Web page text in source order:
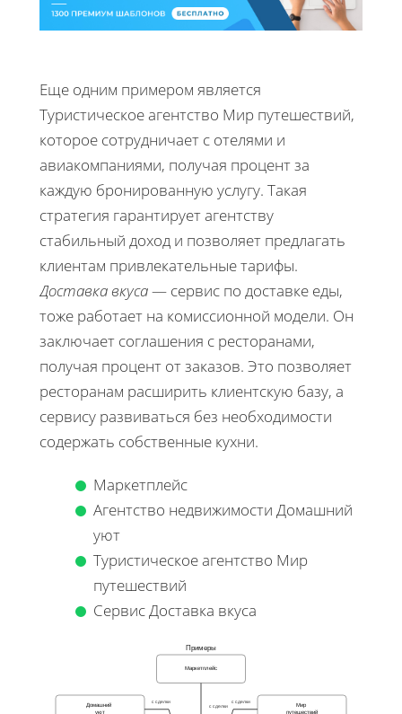
Еще одним примером является
Туристическое агентство Мир путешествий,
которое сотрудничает с отелями и
авиакомпаниями, получая процент за
каждую бронированную услугу. Такая
стратегия гарантирует агентству
стабильный доход и позволяет предлагать
клиентам привлекательные тарифы.
Доставка вкуса— сервис по доставке еды,
тоже работает на комиссионной модели. Он
заключает соглашения с ресторанами,
получая процент от заказов. Это позволяет
ресторанам расширить клиентскую базу, а
сервису развиваться без необходимости
содержать собственные кухни.
Маркетплейс
Агентство недвижимости Домашний
уют
Туристическое агентство Мир
путешествий
Сервис Доставка вкуса
Примеры
Маркетплейс
Домашний
уют
Мир
путешествий
с сделки
с сделки с сделки